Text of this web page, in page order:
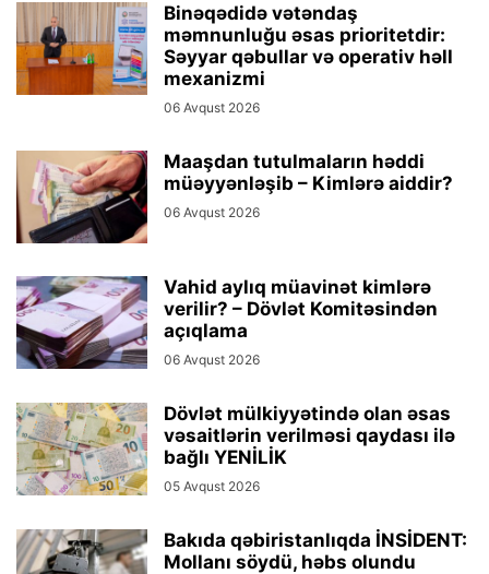
Binəqədidə vətəndaş
məmnunluğu əsas prioritetdir:
Səyyar qəbullar və operativ həll
mexanizmi
06 Avqust 2026
Maaşdan tutulmaların həddi
müəyyənləşib – Kimlərə aiddir?
06 Avqust 2026
Vahid aylıq müavinət kimlərə
verilir? – Dövlət Komitəsindən
açıqlama
06 Avqust 2026
Dövlət mülkiyyətində olan əsas
vəsaitlərin verilməsi qaydası ilə
bağlı YENİLİK
05 Avqust 2026
Bakıda qəbiristanlıqda İNSİDENT:
Mollanı söydü, həbs olundu